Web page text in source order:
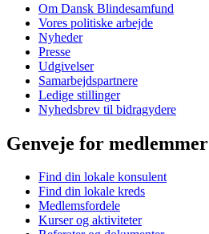
Om Dansk Blindesamfund
Vores politiske arbejde
Nyheder
Presse
Udgivelser
Samarbejdspartnere
Ledige stillinger
Nyhedsbrev til bidragydere
Genveje for medlemmer
Find din lokale konsulent
Find din lokale kreds
Medlemsfordele
Kurser og aktiviteter